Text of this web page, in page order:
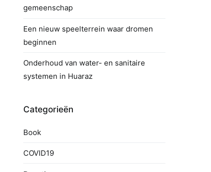
gemeenschap
Een nieuw speelterrein waar dromen
beginnen
Onderhoud van water- en sanitaire
systemen in Huaraz
Categorieën
Book
COVID19